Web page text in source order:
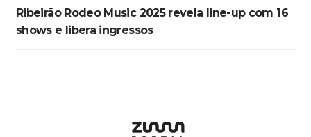
Ribeirão Rodeo Music 2025 revela line-up com 16
shows e libera ingressos